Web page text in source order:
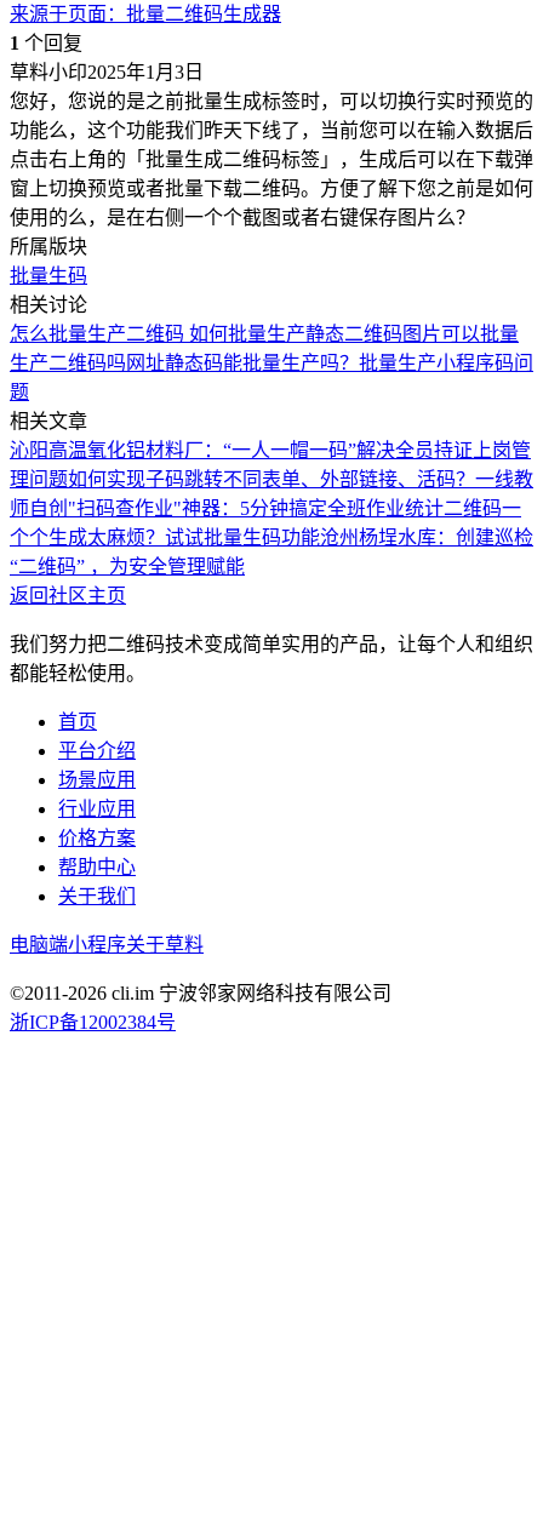
来源于页面 ： 批量二维码生成器
1 个回复
草料小印2025年1月3日
您好，您说的是之前批量生成标签时，可以切换行实时预览的
功能么，这个功能我们昨天下线了，当前您可以在输入数据后
点击右上角的「批量生成二维码标签」，生成后可以在下载弹
窗上切换预览或者批量下载二维码。方便了解下您之前是如何
使用的么，是在右侧一个个截图或者右键保存图片么？
所属版块
批量生码
相关讨论
怎么批量生产二维码 如何批量生产静态二维码 图片可以批量
生产二维码吗 网址静态码能批量生产吗？ 批量生产小程序码问
题
相关文章
沁阳高温氧化铝材料厂：“一人一帽一码”解决全员持证上岗管
理问题如何实现子码跳转不同表单、外部链接、活码？ 一线教
师自创"扫码查作业"神器：5分钟搞定全班作业统计二维码一
个个生成太麻烦？试试批量生码功能沧州杨埕水库：创建巡检
“二维码” ，为安全管理赋能
返回社区主页
我们努力把二维码技术变成简单实用的产品，让每个人和组织
都能轻松使用。
首页
平台介绍
场景应用
行业应用
价格方案
帮助中心
关于我们
电脑端小程序关于草料
©2011-2026 cli.im 宁波邻家网络科技有限公司
浙ICP备12002384号